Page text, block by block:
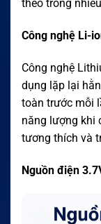
theo trong
Công nghệ Li-
Công nghệ
dụng lặp lại
toàn trước mỗi
năng lượng khi
tương thích và
Nguồn điện